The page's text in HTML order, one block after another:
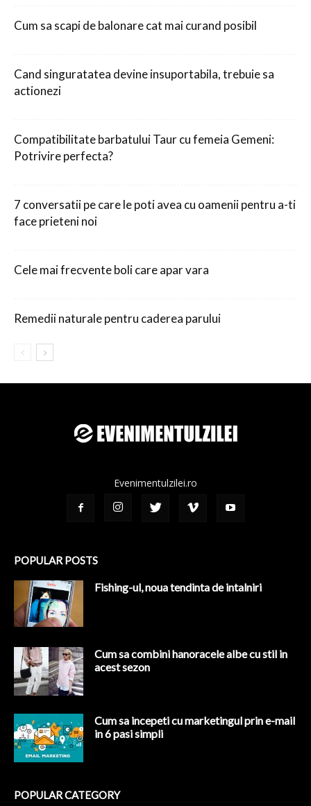
Cum sa scapi de balonare cat mai curand posibil
Cand singuratatea devine insuportabila, trebuie sa
actionezi
Compatibilitate barbatului Taur cu femeia Gemeni:
Potrivire perfecta?
7 conversatii pe care le poti avea cu oamenii pentru a-ti
face prieteni noi
Cele mai frecvente boli care apar vara
Remedii naturale pentru caderea parului
Evenimentulzilei.ro
POPULAR POSTS
Fishing-ul, noua tendinta de intalniri
Cum sa combini hanoracele albe cu stil in
acest sezon
Cum sa incepeti cu marketingul prin e-mail
in 6 pasi simpli
POPULAR CATEGORY